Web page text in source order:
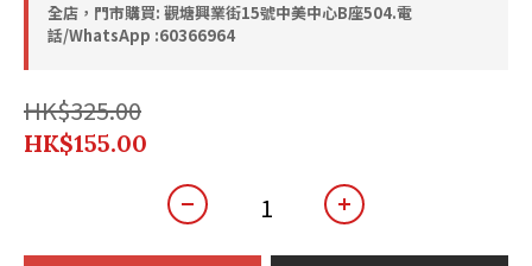
全店，門市購買: 觀塘興業街15號中美中心B座504.電
話/WhatsApp :60366964
HK$325.00
HK$155.00